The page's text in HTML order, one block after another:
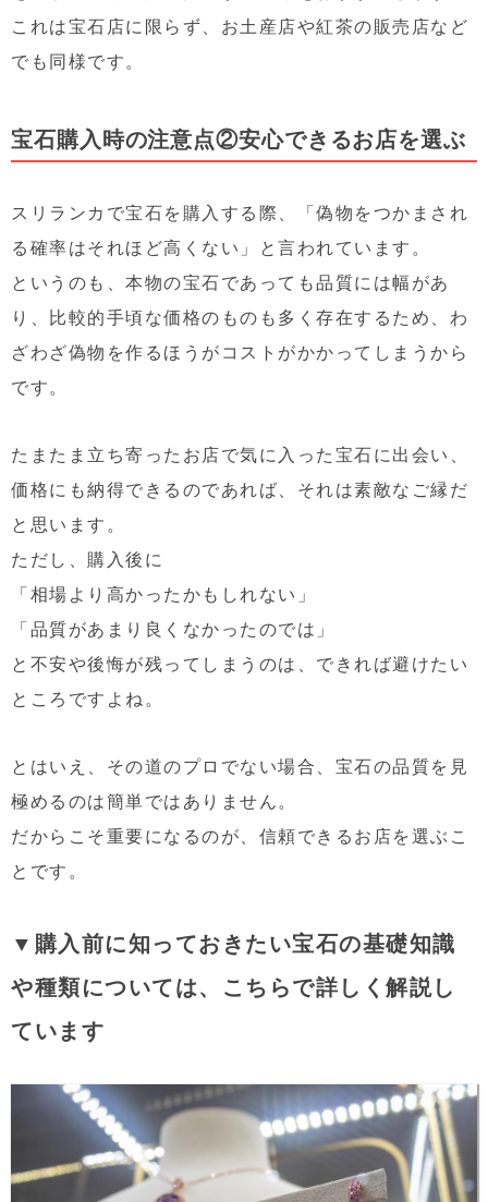
これは宝石店に限らず、お土産店や紅茶の販売店など
でも同様です。
宝石購入時の注意点②安心できるお店を選ぶ
スリランカで宝石を購入する際、「偽物をつかまされ
る確率はそれほど高くない」と言われています。
というのも、本物の宝石であっても品質には幅があ
り、比較的手頃な価格のものも多く存在するため、 わ
ざわざ偽物を作るほうがコストがかかってしまう から
です。
たまたま立ち寄ったお店で気に入った宝石に出会い、
価格にも納得できるのであれば、それは素敵なご縁だ
と思います。
ただし、購入後に
「相場より高かったかもしれない」
「品質があまり良くなかったのでは」
と不安や後悔が残ってしまうのは、できれば避けたい
ところですよね。
とはいえ、その道のプロでない場合、宝石の品質を見
極めるのは簡単ではありません。
だからこそ重要になるのが、 信頼できるお店を選ぶこ
と です。
▼ 購入前に知っておきたい宝石の基礎知識
や種類については、こちらで詳しく解説し
ています